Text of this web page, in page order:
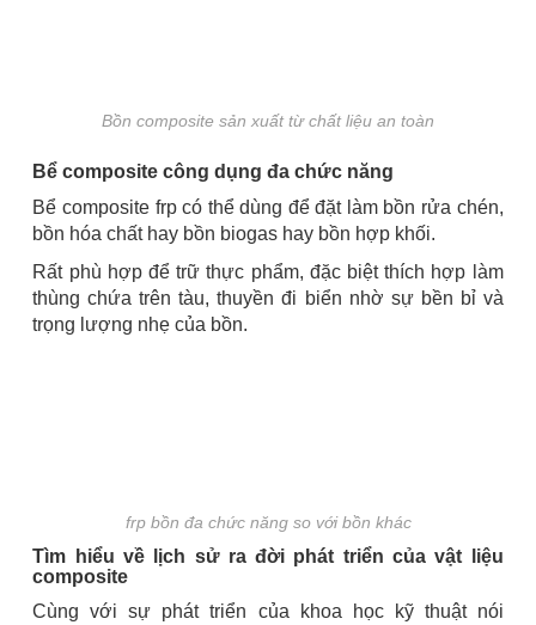
Bồn composite sản xuất từ chất liệu an toàn
Bể composite công dụng đa chức năng
Bể composite frp có thể dùng để đặt làm bồn rửa chén,
bồn hóa chất hay bồn biogas hay bồn hợp khối.
Rất phù hợp để trữ thực phẩm, đặc biệt thích hợp làm
thùng chứa trên tàu, thuyền đi biển nhờ sự bền bỉ và
trọng lượng nhẹ của bồn.
frp bồn đa chức năng so với bồn khác
Tìm hiểu về lịch sử ra đời phát triển của vật liệu
composite
Cùng với sự phát triển của khoa học kỹ thuật nói